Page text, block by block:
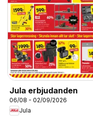
Jula erbjudanden
06/08 - 02/09/2026
Jula